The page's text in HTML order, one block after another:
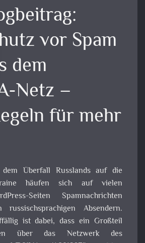
vor Spam
dem
Netz –
für mehr
Überfall Russlands auf die
häufen sich auf vielen
Seiten Spamnachrichten
russischsprachigen Absendern.
ist dabei, dass ein Großteil
über das Netzwerk des